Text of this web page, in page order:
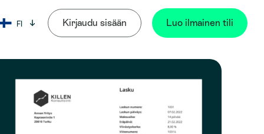
Suomi
FI Kirjaudu sisään Luo ilmainen tili